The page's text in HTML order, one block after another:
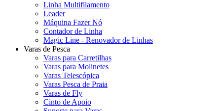
Linha Multifilamento
Leader
Máquina Fazer Nó
Contador de Linha
Magic Line - Renovador de Linhas
Varas de Pesca
Varas para Carretilhas
Varas para Molinetes
Varas Telescópica
Varas Pesca de Praia
Varas de Fly
Cinto de Apoio